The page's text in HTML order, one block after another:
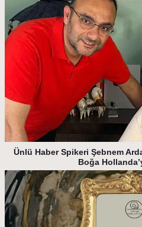
Ünlü Haber Spikeri Şebnem
Boğa